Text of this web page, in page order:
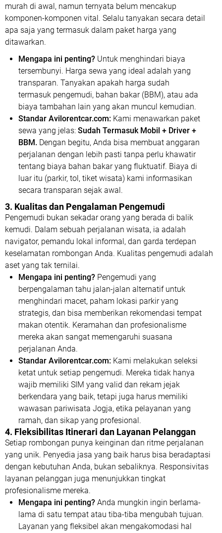
murah di awal, namun ternyata belum mencakup
komponen-komponen vital. Selalu tanyakan secara detail
apa saja yang termasuk dalam paket harga yang
ditawarkan.
Mengapa ini penting? Untuk menghindari biaya
tersembunyi. Harga sewa yang ideal adalah yang
transparan. Tanyakan apakah harga sudah
termasuk pengemudi, bahan bakar (BBM), atau ada
biaya tambahan lain yang akan muncul kemudian.
Standar Avilorentcar.com: Kami menawarkan paket
sewa yang jelas: Sudah Termasuk Mobil + Driver +
BBM. Dengan begitu, Anda bisa membuat anggaran
perjalanan dengan lebih pasti tanpa perlu khawatir
tentang biaya bahan bakar yang fluktuatif. Biaya di
luar itu (parkir, tol, tiket wisata) kami informasikan
secara transparan sejak awal.
3. Kualitas dan Pengalaman Pengemudi
Pengemudi bukan sekadar orang yang berada di balik
kemudi. Dalam sebuah perjalanan wisata, ia adalah
navigator, pemandu lokal informal, dan garda terdepan
keselamatan rombongan Anda. Kualitas pengemudi adalah
aset yang tak ternilai.
Mengapa ini penting? Pengemudi yang
berpengalaman tahu jalan-jalan alternatif untuk
menghindari macet, paham lokasi parkir yang
strategis, dan bisa memberikan rekomendasi tempat
makan otentik. Keramahan dan profesionalisme
mereka akan sangat memengaruhi suasana
perjalanan Anda.
Standar Avilorentcar.com: Kami melakukan seleksi
ketat untuk setiap pengemudi. Mereka tidak hanya
wajib memiliki SIM yang valid dan rekam jejak
berkendara yang baik, tetapi juga harus memiliki
wawasan pariwisata Jogja, etika pelayanan yang
ramah, dan sikap yang profesional.
4. Fleksibilitas Itinerari dan Layanan Pelanggan
Setiap rombongan punya keinginan dan ritme perjalanan
yang unik. Penyedia jasa yang baik harus bisa beradaptasi
dengan kebutuhan Anda, bukan sebaliknya. Responsivitas
layanan pelanggan juga menunjukkan tingkat
profesionalisme mereka.
Mengapa ini penting? Anda mungkin ingin berlama-
lama di satu tempat atau tiba-tiba mengubah tujuan.
Layanan yang fleksibel akan mengakomodasi hal